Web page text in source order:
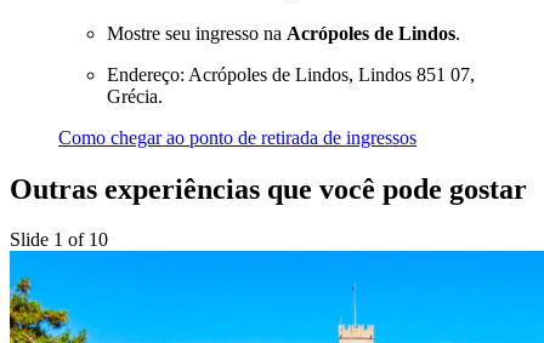
Mostre seu ingresso na Acrópoles de Lindos.
Endereço: Acrópoles de Lindos, Lindos 851 07,
Grécia.
Como chegar ao ponto de retirada de ingressos
Outras experiências que você pode gostar
Slide 1 of 10